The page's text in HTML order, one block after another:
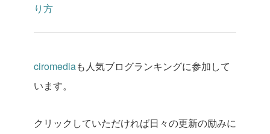
り方
ciromediaも人気ブログランキングに参加して
います。
クリックしていただければ日々の更新の励みに